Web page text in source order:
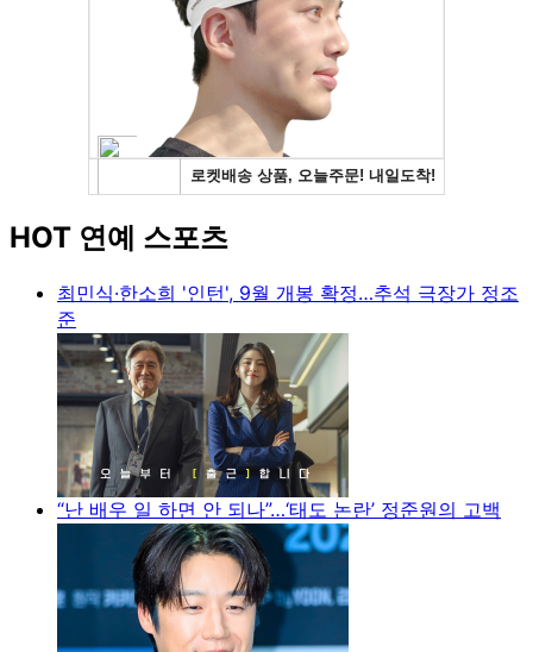
HOT 연예 스포츠
최민식·한소희 '인턴', 9월 개봉 확정…추석 극장가 정조
준
“난 배우 일 하면 안 되나”…‘태도 논란’ 정준원의 고백